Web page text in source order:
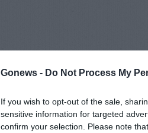
Gonews - Do Not Process My
If you wish to opt-out of the sale,
sensitive information for targeted
confirm your selection. Please note